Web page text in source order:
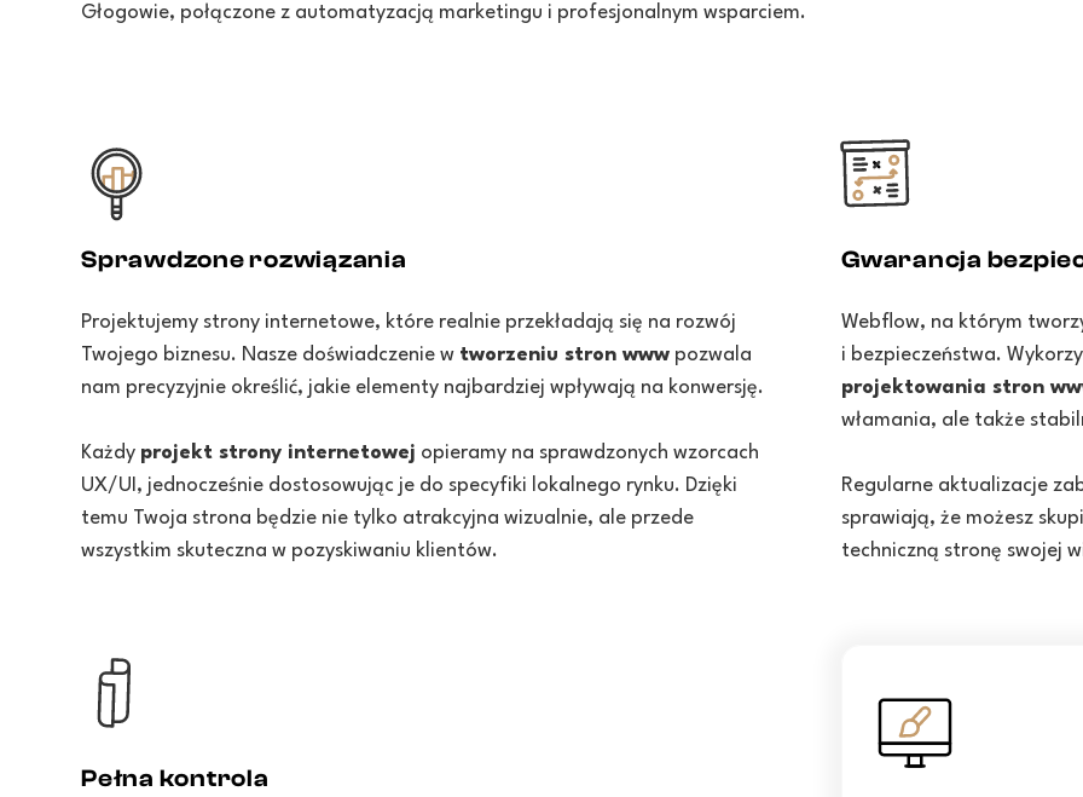
Głogowie, połączone z automatyzacją marketingu i profesjonalnym wsparciem.
Sprawdzone rozwiązania
Projektujemy strony internetowe, które realnie przekładają się na rozwój
Twojego biznesu. Nasze doświadczenie w tworzeniu stron www pozwala
nam precyzyjnie określić, jakie elementy najbardziej wpływają na konwersję.
Każdy projekt strony internetowej opieramy na sprawdzonych wzorcach
UX/UI, jednocześnie dostosowując je do specyfiki lokalnego rynku. Dzięki
temu Twoja strona będzie nie tylko atrakcyjna wizualnie, ale przede
wszystkim skuteczna w pozyskiwaniu klientów.
Gwarancja
Webflow, na którym
i bezpieczeństwa.
projektowania stron
włamania, ale także
Regularne aktualizacje
sprawiają, że możesz
techniczną stronę swojej
Pełna kontrola